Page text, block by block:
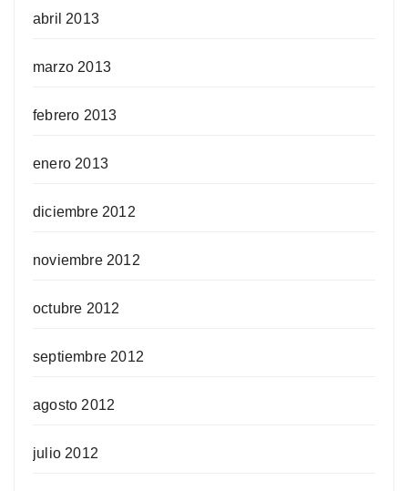
abril 2013
marzo 2013
febrero 2013
enero 2013
diciembre 2012
noviembre 2012
octubre 2012
septiembre 2012
agosto 2012
julio 2012